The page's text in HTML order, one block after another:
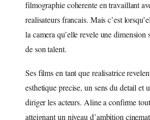
filmographie coherente en travaillant
realisateurs francais. Mais c’est
la camera qu’elle revele une dimension
de son talent.
Ses films en tant que realisatrice
esthetique precise, un sens du detail et
diriger les acteurs. Aline a confirme
atteignant un niveau d’ambition